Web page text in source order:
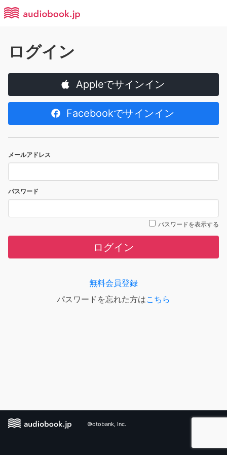
ログイン
Appleでサインイン
Facebookでサインイン
メールアドレス
パスワード
パスワードを表示する
ログイン
無料会員登録
パスワードを忘れた方はこちら
©otobank, Inc.